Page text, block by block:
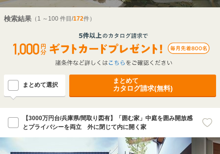
検索結果 （1 ～100 件目/172件）
まとめて選択
まとめて
カタログ請求(無料)
【3000万円台/兵庫県/間取り図有】「囲む家」中庭を囲み開放感
とプライバシーを両立 外に閉じて内に開く家